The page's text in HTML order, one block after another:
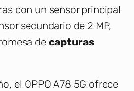
con un sensor principal
secundario de 2 MP,
de capturas
el OPPO A78 5G ofrece